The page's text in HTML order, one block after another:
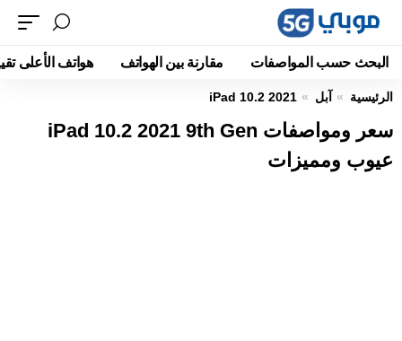
البحث حسب المواصفات مقارنة بين الهواتف هواتف الأعلى
الرئيسية آبل iPad 10.2 2021
سعر ومواصفات iPad 10.2 2021 9th Gen
عيوب ومميزات